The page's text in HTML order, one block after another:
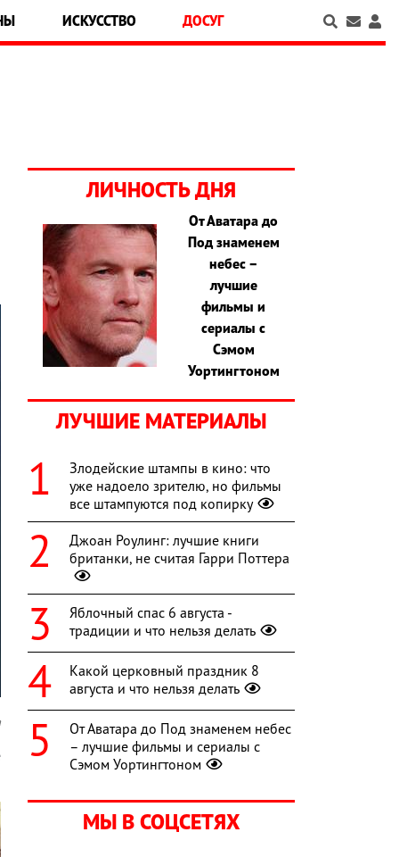
ИСКУССТВО ДОСУГ
ЛИЧНОСТЬ ДНЯ
От Аватара до
Под знаменем
небес –
лучшие
фильмы и
сериалы с
Сэмом
Уортингтоном
ЛУЧШИЕ МАТЕРИАЛЫ
Злодейские штампы в кино: что
уже надоело зрителю, но фильмы
все штампуются под копирку
Джоан Роулинг: лучшие книги
британки, не считая Гарри Поттера
Яблочный спас 6 августа -
традиции и что нельзя делать
Какой церковный праздник 8
августа и что нельзя делать
От Аватара до Под знаменем небес
– лучшие фильмы и сериалы с
Сэмом Уортингтоном
МЫ В СОЦСЕТЯХ